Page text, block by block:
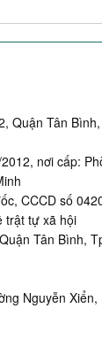
Quận Tân
nơi cấp:
CCCD số
trật tự xã hội
Tân Bình,
Nguyễn Xiển,